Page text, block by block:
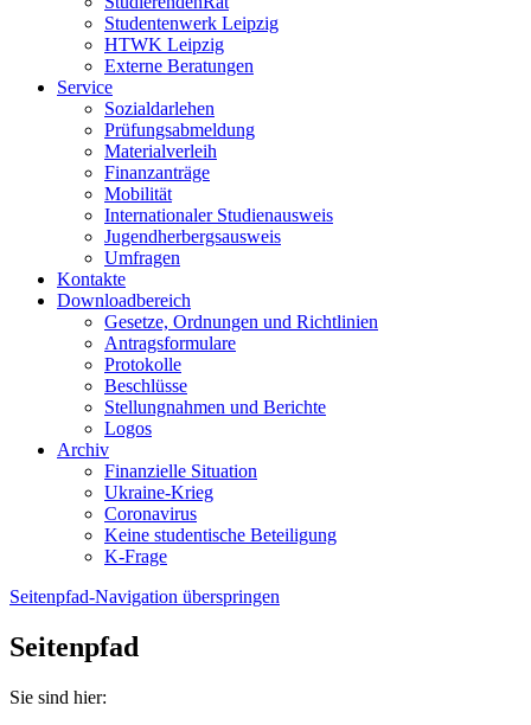
Studentenwerk Leipzig
HTWK Leipzig
Externe Beratungen
Service
Sozialdarlehen
Prüfungsabmeldung
Materialverleih
Finanzanträge
Mobilität
Internationaler Studienausweis
Jugendherbergsausweis
Umfragen
Kontakte
Downloadbereich
Gesetze, Ordnungen und Richtlinien
Antragsformulare
Protokolle
Beschlüsse
Stellungnahmen und Berichte
Logos
Archiv
Finanzielle Situation
Ukraine-Krieg
Coronavirus
Keine studentische Beteiligung
K-Frage
Seitenpfad-Navigation überspringen
Seitenpfad
Sie sind hier: